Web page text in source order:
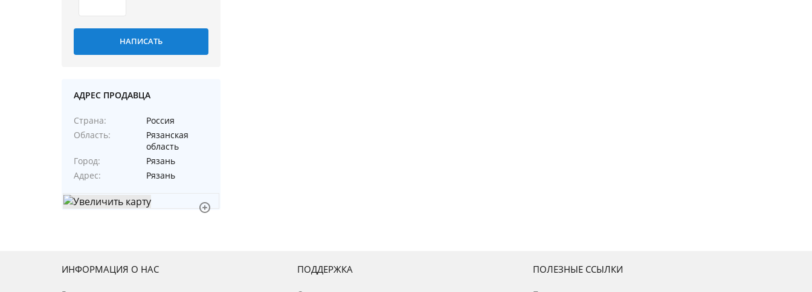
АДРЕС ПРОДАВЦА
Страна
Россия
Область
Рязанская
область
Город
Рязань
Адрес
Рязань
ИНФОРМАЦИЯ О НАС ПОДДЕРЖКА ПОЛЕЗНЫЕ ССЫЛКИ